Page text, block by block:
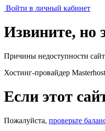
Войти в личный кабинет
Извините, но
Причины недоступности
Хостинг-провайдер
Если этот
Пожалуйста, проверьте